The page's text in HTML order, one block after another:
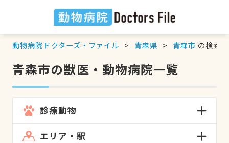
動物病院ドクターズ・ファイル 青森県 青森市 の検索
青森市の獣医・動物病院一覧
診療動物
エリア・駅